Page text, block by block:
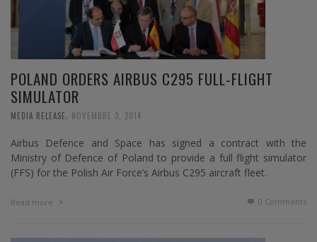
POLAND ORDERS AIRBUS C295 FULL-FLIGHT
SIMULATOR
MEDIA RELEASE NOVEMBRE 3, 2014
Airbus Defence and Space has signed a contract with the
Ministry of Defence of Poland to provide a full flight simulator
(FFS) for the Polish Air Force’s Airbus C295 aircraft fleet.
Read more 0 Comments